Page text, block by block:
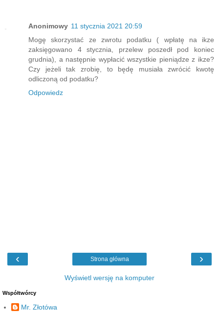
Anonimowy 11 stycznia 2021 20:59
Mogę skorzystać ze zwrotu podatku ( wpłatę na ikze
zaksięgowano 4 stycznia, przelew poszedł pod koniec
grudnia), a następnie wypłacić wszystkie pieniądze z ikze?
Czy jeżeli tak zrobię, to będę musiała zwrócić kwotę
odliczoną od podatku?
Odpowiedz
‹ ›
Strona główna
Wyświetl wersję na komputer
Współtwórcy
Mr. Złotówa